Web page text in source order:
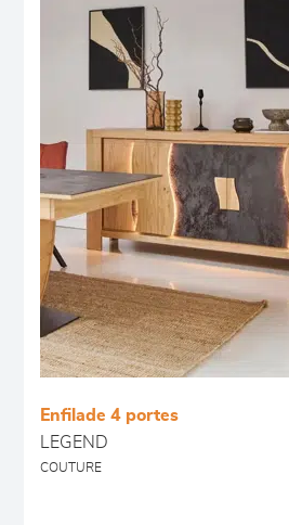
Enfilade 4 portes
LEGEND
COUTURE